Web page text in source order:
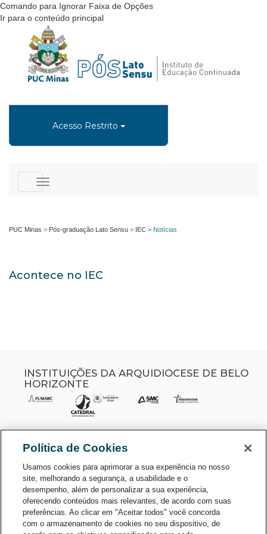
Comando para Ignorar Faixa de Opções
Ir para o conteúdo principal
Acesso Restrito
Toggle
navigation
PUC Minas > Pós-graduação Lato Sensu > IEC > Notícias
Acontece no IEC
INSTITUIÇÕES DA ARQUIDIOCESE DE BELO
HORIZONTE
CONSULTE O CADASTRO NO
Política de Cookies
Usamos cookies para aprimorar a sua experiência no nosso
site, melhorando a segurança, a usabilidade e o
desempenho, além de personalizar a sua experiência,
oferecendo conteúdos mais relevantes, de acordo com suas
preferências. Ao clicar em "Aceitar todos" você concorda
com o armazenamento de cookies no seu dispositivo, de